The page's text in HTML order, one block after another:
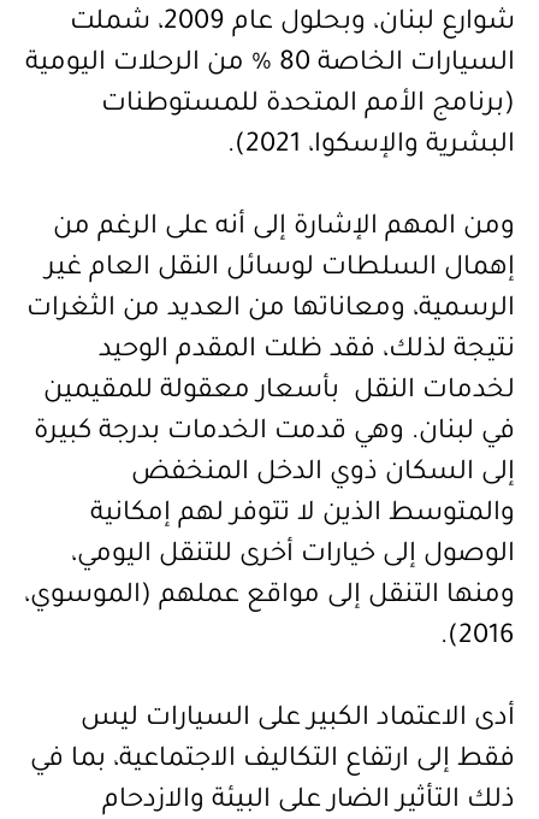
شوارع لبنان، وبحلول عام 2009، شملت
السيارات الخاصة 80 % من الرحلات اليومية
(برنامج الأمم المتحدة للمستوطنات
البشرية والإسكوا، 2021)
.
ومن المهم الإشارة إلى أنه على الرغم من
إهمال السلطات لوسائل النقل العام غير
الرسمية، ومعاناتها من العديد من الثغرات
نتيجة لذلك، فقد ظلت المقدم الوحيد
لخدمات النقل بأسعار معقولة للمقيمين
في لبنان. وهي قدمت الخدمات بدرجة كبيرة
إلى السكان ذوي الدخل المنخفض
والمتوسط الذين لا تتوفر لهم إمكانية
الوصول إلى خيارات أخرى للتنقل اليومي،
ومنها التنقل إلى مواقع عملهم (الموسوي،
2016)
.
أدى الاعتماد الكبير على السيارات ليس
فقط إلى ارتفاع التكاليف الاجتماعية، بما في
ذلك التأثير الضار على البيئة والازدحام